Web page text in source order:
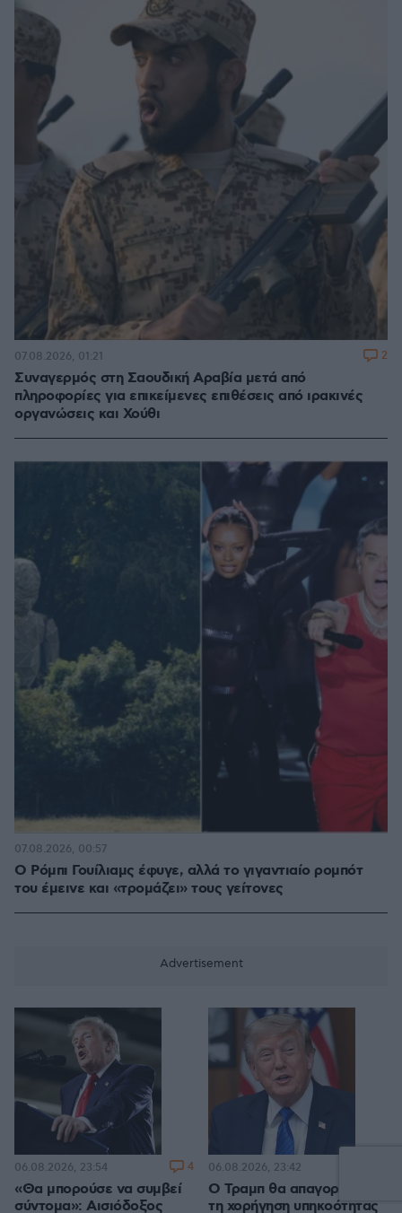
Συναγερμός στη Σαουδική Αραβία μετά από
πληροφορίες για επικείμενες επιθέσεις από ιρακινές
οργανώσεις και Χούθι
07.08.2026, 01:21 2
Ο Ρόμπι Γουίλιαμς έφυγε, αλλά το γιγαντιαίο ρομπότ
του έμεινε και «τρομάζει» τους γείτονες
07.08.2026, 00:57
«Θα μπορούσε να συμβεί
σύντομα»: Αισιόδοξος
06.08.2026, 23:54 4
Ο Τραμπ θα απαγορεύσει
τη χορήγηση υπηκοότητας
06.08.2026, 23:42